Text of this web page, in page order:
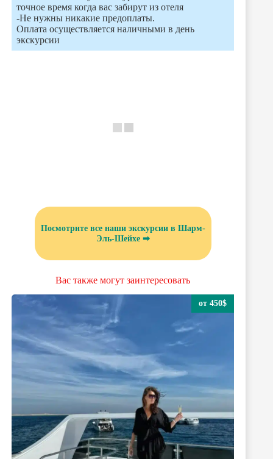
точное время когда вас забирут из отеля
-Не нужны никакие предоплаты.
Оплата осуществляется наличными в день
экскурсии
Посмотрите все наши экскурсии в Шарм-
Эль-Шейхе ➡
Вас также могут заинтересовать
от 450$